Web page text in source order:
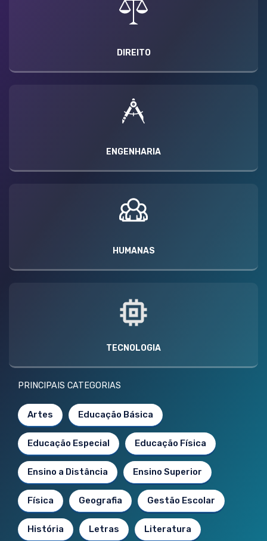
DIREITO
ENGENHARIA
HUMANAS
TECNOLOGIA
PRINCIPAIS CATEGORIAS
Artes Educação Básica
Educação Especial Educação Física
Ensino a Distância Ensino Superior
Física Geografia Gestão Escolar
História Letras Literatura